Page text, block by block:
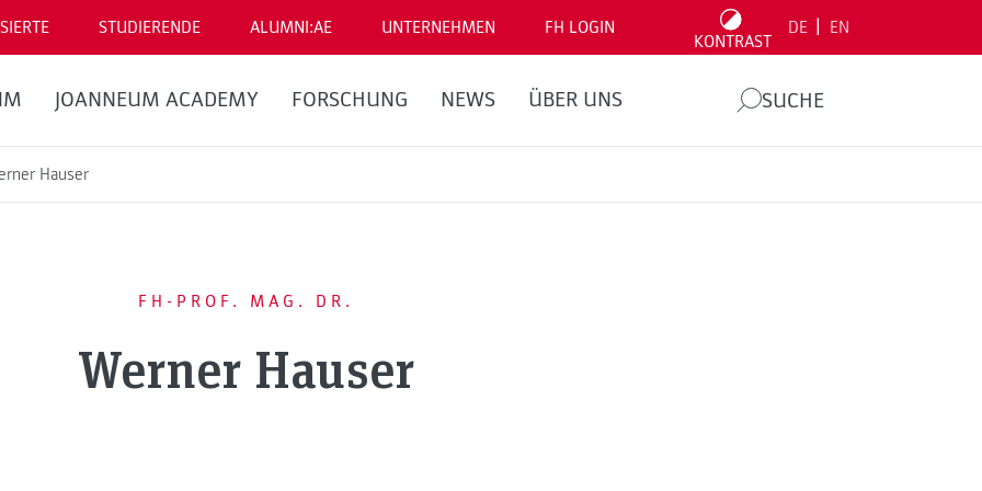
STUDIERENDE ALUMNI:AE UNTERNEHMEN FH LOGIN
KONTRAST
DE EN
JOANNEUM ACADEMY FORSCHUNG NEWS ÜBER UNS SUCHE
Hauser
FH-PROF. MAG. DR.
Werner Hauser